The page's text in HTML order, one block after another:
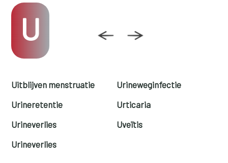
U
Uitblijven menstruatie
Urineretentie
Urineverlies
Urineverlies
Urineweginfectie
Urticaria
Uveïtis